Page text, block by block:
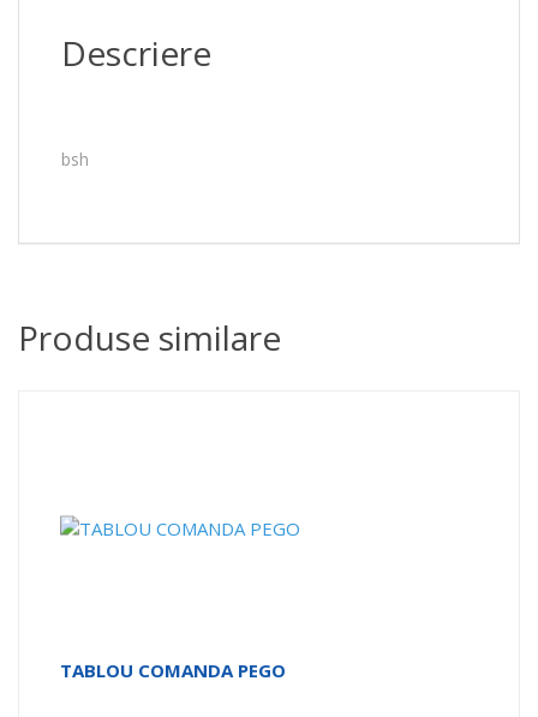
Descriere
bsh
Produse similare
TABLOU COMANDA PEGO